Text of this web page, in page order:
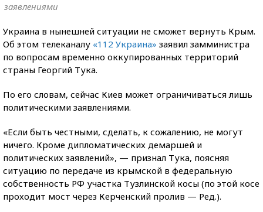
заявлениями
Украина в нынешней ситуации не сможет вернуть Крым.
Об этом телеканалу «112 Украина» заявил замминистра
по вопросам временно оккупированных территорий
страны Георгий Тука.
По его словам, сейчас Киев может ограничиваться лишь
политическими заявлениями.
«Если быть честными, сделать, к сожалению, не могут
ничего. Кроме дипломатических демаршей и
политических заявлений», — признал Тука, поясняя
ситуацию по передаче из крымской в федеральную
собственность РФ участка Тузлинской косы (по этой косе
проходит мост через Керченский пролив — Ред.).